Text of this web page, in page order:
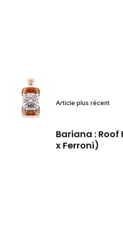
Article plus récent
Bariana :
x Ferroni)